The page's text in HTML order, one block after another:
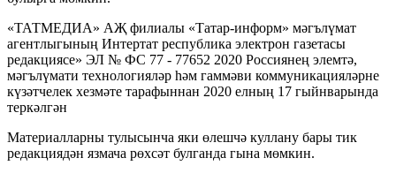
«ТАТМЕДИА» АҖ филиалы «Татар-информ» мәгълүмат
агентлыгының Интертат республика электрон газетасы
редакциясе» ЭЛ № ФС 77 - 77652 2020 Россиянең элемтә,
мәгълүмати технологияләр һәм гаммәви коммуникацияләрне
күзәтчелек хезмәте тарафыннан 2020 елның 17 гыйнварында
теркәлгән
Материалларны тулысынча яки өлешчә куллану бары тик
редакциядән язмача рөхсәт булганда гына мөмкин.